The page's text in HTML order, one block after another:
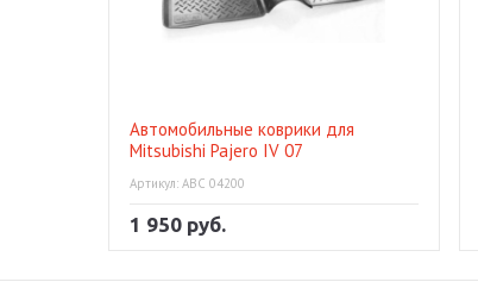
Автомобильные коврики для
Mitsubishi Pajero IV 07
Артикул: АВС 04200
1 950 руб.